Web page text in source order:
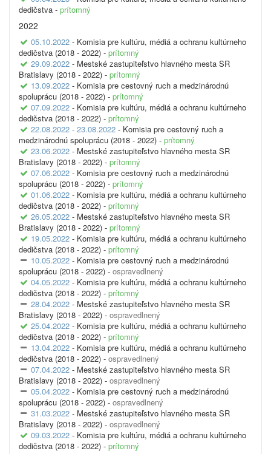
dedičstva - prítomný
2022
05.10.2022 - Komisia pre kultúru, médiá a ochranu kultúrneho
dedičstva (2018 - 2022) - prítomný
29.09.2022 - Mestské zastupiteľstvo hlavného mesta SR
Bratislavy (2018 - 2022) - prítomný
13.09.2022 - Komisia pre cestovný ruch a medzinárodnú
spoluprácu (2018 - 2022) - prítomný
07.09.2022 - Komisia pre kultúru, médiá a ochranu kultúrneho
dedičstva (2018 - 2022) - prítomný
22.08.2022 - 23.08.2022 - Komisia pre cestovný ruch a
medzinárodnú spoluprácu (2018 - 2022) - prítomný
23.06.2022 - Mestské zastupiteľstvo hlavného mesta SR
Bratislavy (2018 - 2022) - prítomný
07.06.2022 - Komisia pre cestovný ruch a medzinárodnú
spoluprácu (2018 - 2022) - prítomný
01.06.2022 - Komisia pre kultúru, médiá a ochranu kultúrneho
dedičstva (2018 - 2022) - prítomný
26.05.2022 - Mestské zastupiteľstvo hlavného mesta SR
Bratislavy (2018 - 2022) - prítomný
19.05.2022 - Komisia pre kultúru, médiá a ochranu kultúrneho
dedičstva (2018 - 2022) - prítomný
10.05.2022 - Komisia pre cestovný ruch a medzinárodnú
spoluprácu (2018 - 2022) - ospravedlnený
04.05.2022 - Komisia pre kultúru, médiá a ochranu kultúrneho
dedičstva (2018 - 2022) - prítomný
28.04.2022 - Mestské zastupiteľstvo hlavného mesta SR
Bratislavy (2018 - 2022) - ospravedlnený
25.04.2022 - Komisia pre kultúru, médiá a ochranu kultúrneho
dedičstva (2018 - 2022) - prítomný
13.04.2022 - Komisia pre kultúru, médiá a ochranu kultúrneho
dedičstva (2018 - 2022) - ospravedlnený
07.04.2022 - Mestské zastupiteľstvo hlavného mesta SR
Bratislavy (2018 - 2022) - ospravedlnený
05.04.2022 - Komisia pre cestovný ruch a medzinárodnú
spoluprácu (2018 - 2022) - ospravedlnený
31.03.2022 - Mestské zastupiteľstvo hlavného mesta SR
Bratislavy (2018 - 2022) - ospravedlnený
09.03.2022 - Komisia pre kultúru, médiá a ochranu kultúrneho
dedičstva (2018 - 2022) - prítomný